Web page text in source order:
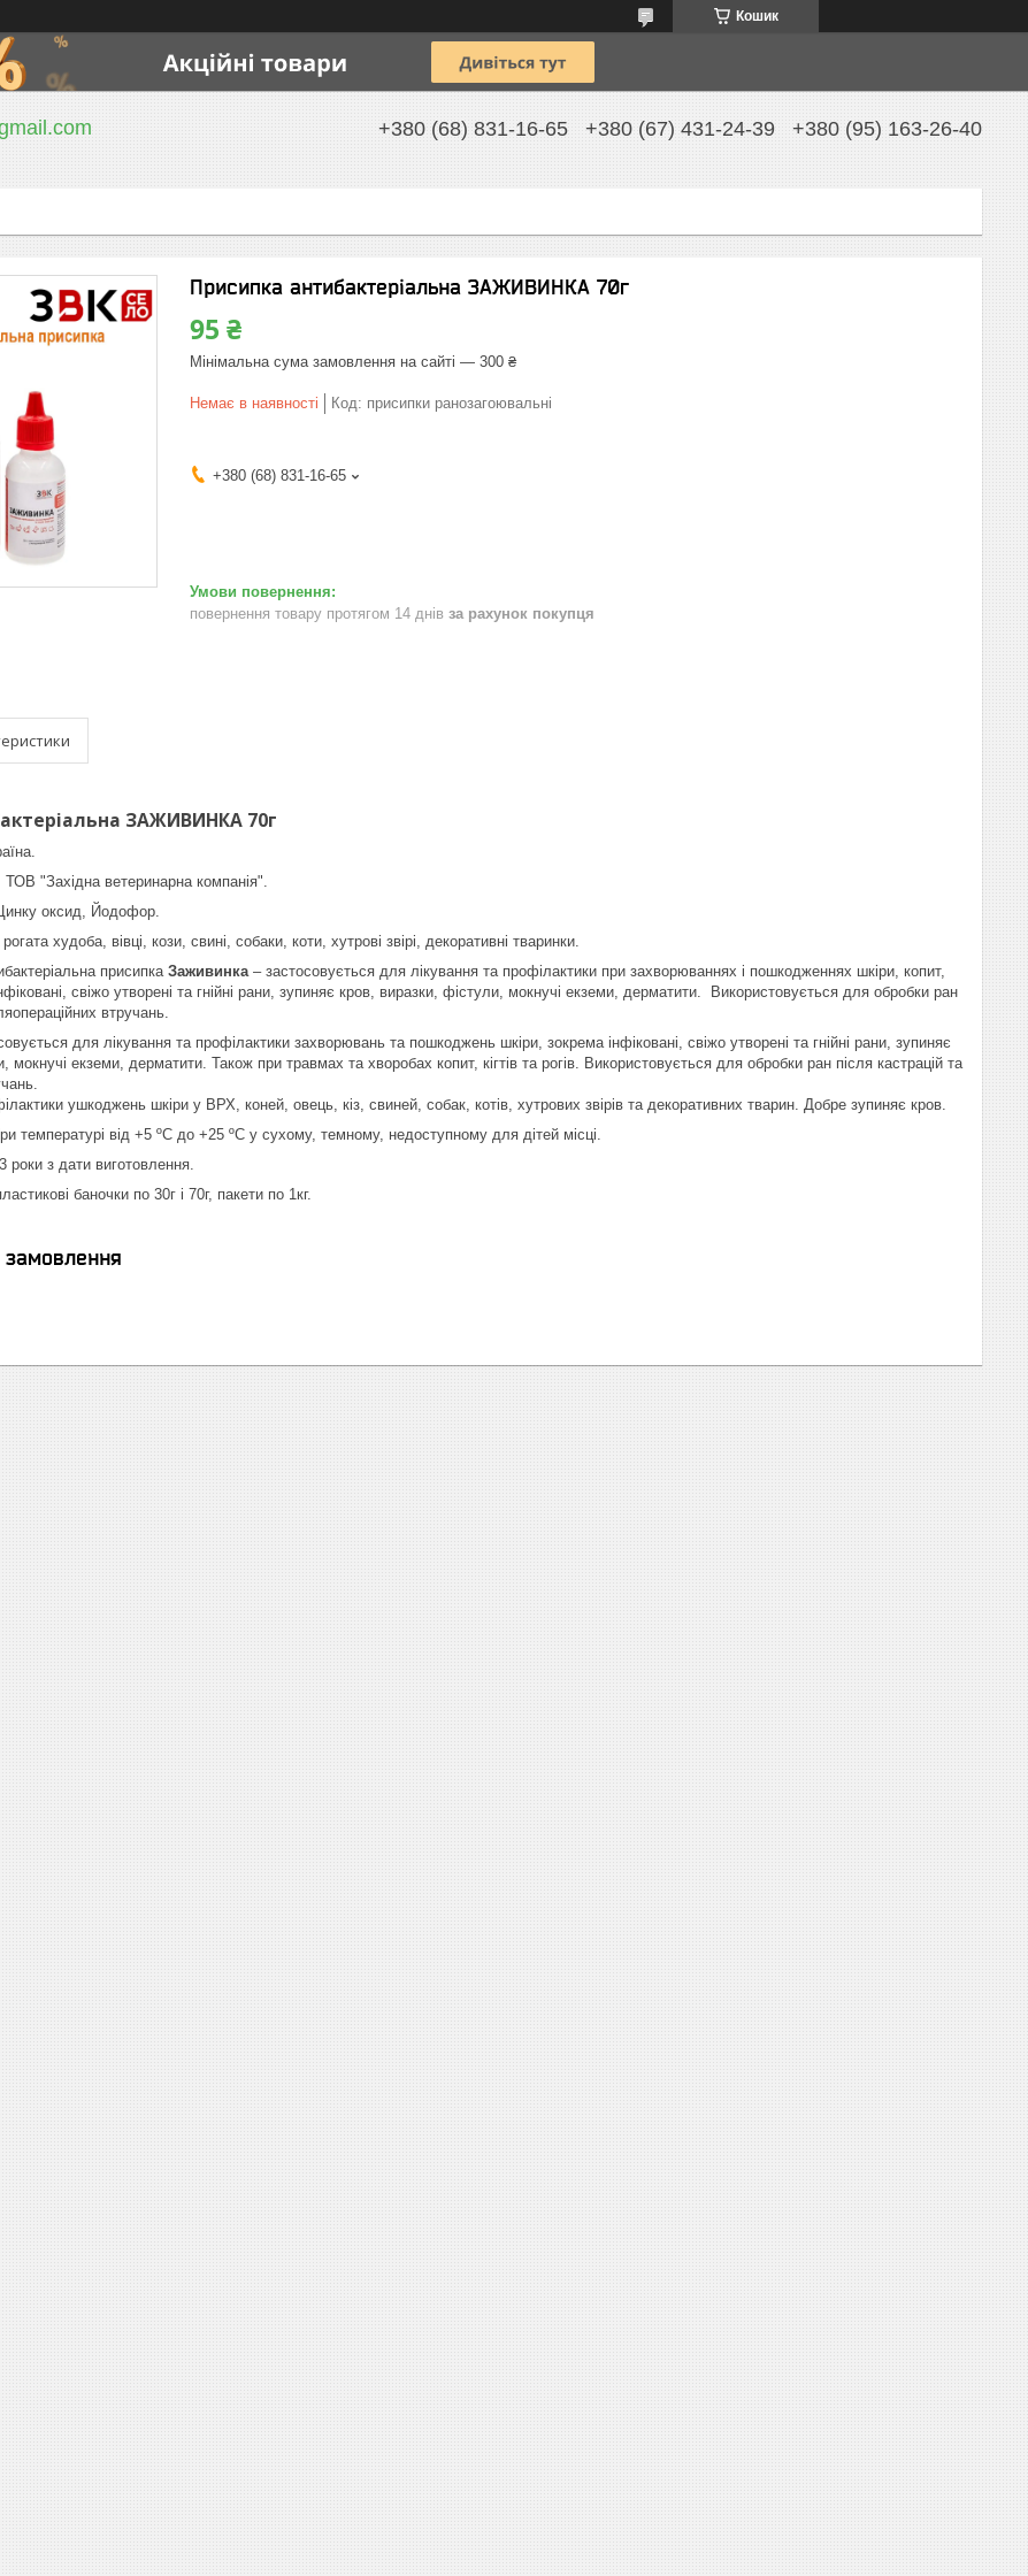
Кошик
+380 (68) 831-16-65 +380 (67) 431-24-39 +380 (95) 163-26-40
Присипка антибактеріальна ЗАЖИВИНКА 70г
95 ₴
Мінімальна сума замовлення на сайті — 300 ₴
Немає в наявності Код: присипки ранозагоювальні
+380 (68) 831-16-65
повернення товару протягом 14 днів за рахунок покупця
ЗАЖИВИНКА 70г
ТОВ "Західна ветеринарна компанія".
оксид, Йодофор.
худоба, вівці, кози, свині, собаки, коти, хутрові звірі, декоративні тваринки.
присипка Заживинка– застосовується для лікування та профілактики при захворюваннях і пошкодженнях шкіри, копит,
свіжо утворені та гнійні рани, зупиняє кров, виразки, фістули, мокнучі екземи, дерматити. Використовується для обробки ран
втручань.
для лікування та профілактики захворювань та пошкоджень шкіри, зокрема інфіковані, свіжо утворені та гнійні рани, зупиняє
мокнучі екземи, дерматити. Також при травмах та хворобах копит, кігтів та рогів. Використовується для обробки ран після кастрацій та
ушкоджень шкіри у ВРХ, коней, овець, кіз, свиней, собак, котів, хутрових звірів та декоративних тварин. Добре зупиняє кров.
температурі від +5 ºС до +25 ºС у сухому, темному, недоступному для дітей місці.
3 роки з дати виготовлення.
баночки по 30г і 70г, пакети по 1кг.